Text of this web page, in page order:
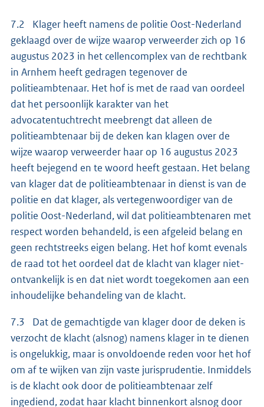
7.2 Klager heeft namens de politie Oost-Nederland
geklaagd over de wijze waarop verweerder zich op 16
augustus 2023 in het cellencomplex van de rechtbank
in Arnhem heeft gedragen tegenover de
politieambtenaar. Het hof is met de raad van oordeel
dat het persoonlijk karakter van het
advocatentuchtrecht meebrengt dat alleen de
politieambtenaar bij de deken kan klagen over de
wijze waarop verweerder haar op 16 augustus 2023
heeft bejegend en te woord heeft gestaan. Het belang
van klager dat de politieambtenaar in dienst is van de
politie en dat klager, als vertegenwoordiger van de
politie Oost-Nederland, wil dat politieambtenaren met
respect worden behandeld, is een afgeleid belang en
geen rechtstreeks eigen belang. Het hof komt evenals
de raad tot het oordeel dat de klacht van klager niet-
ontvankelijk is en dat niet wordt toegekomen aan een
inhoudelijke behandeling van de klacht.
7.3 Dat de gemachtigde van klager door de deken is
verzocht de klacht (alsnog) namens klager in te dienen
is ongelukkig, maar is onvoldoende reden voor het hof
om af te wijken van zijn vaste jurisprudentie. Inmiddels
is de klacht ook door de politieambtenaar zelf
ingediend, zodat haar klacht binnenkort alsnog door